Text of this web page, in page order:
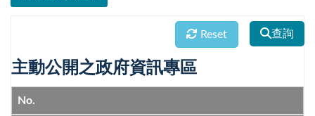
查詢
Reset
主動公開之政府資訊專區
No.